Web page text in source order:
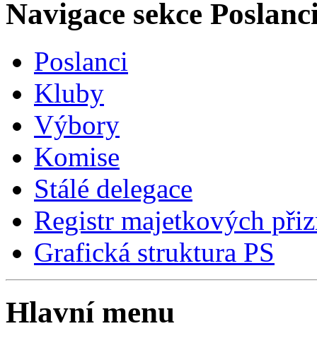
Navigace sekce
Poslanci
Kluby
Výbory
Komise
Stálé delegace
Registr majetkových
Grafická struktura PS
Hlavní menu